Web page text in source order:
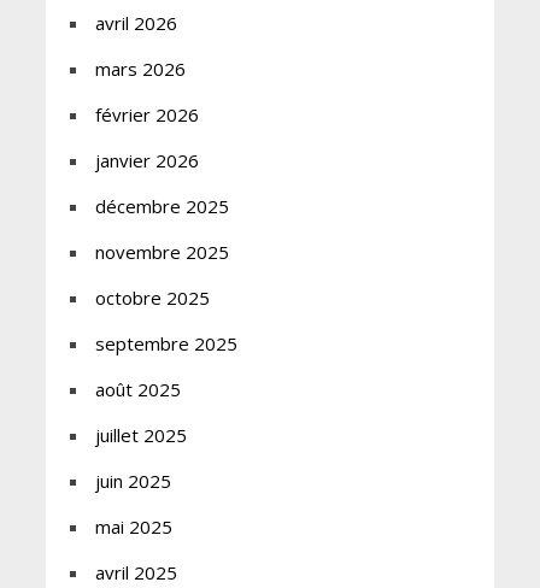
avril 2026
mars 2026
février 2026
janvier 2026
décembre 2025
novembre 2025
octobre 2025
septembre 2025
août 2025
juillet 2025
juin 2025
mai 2025
avril 2025